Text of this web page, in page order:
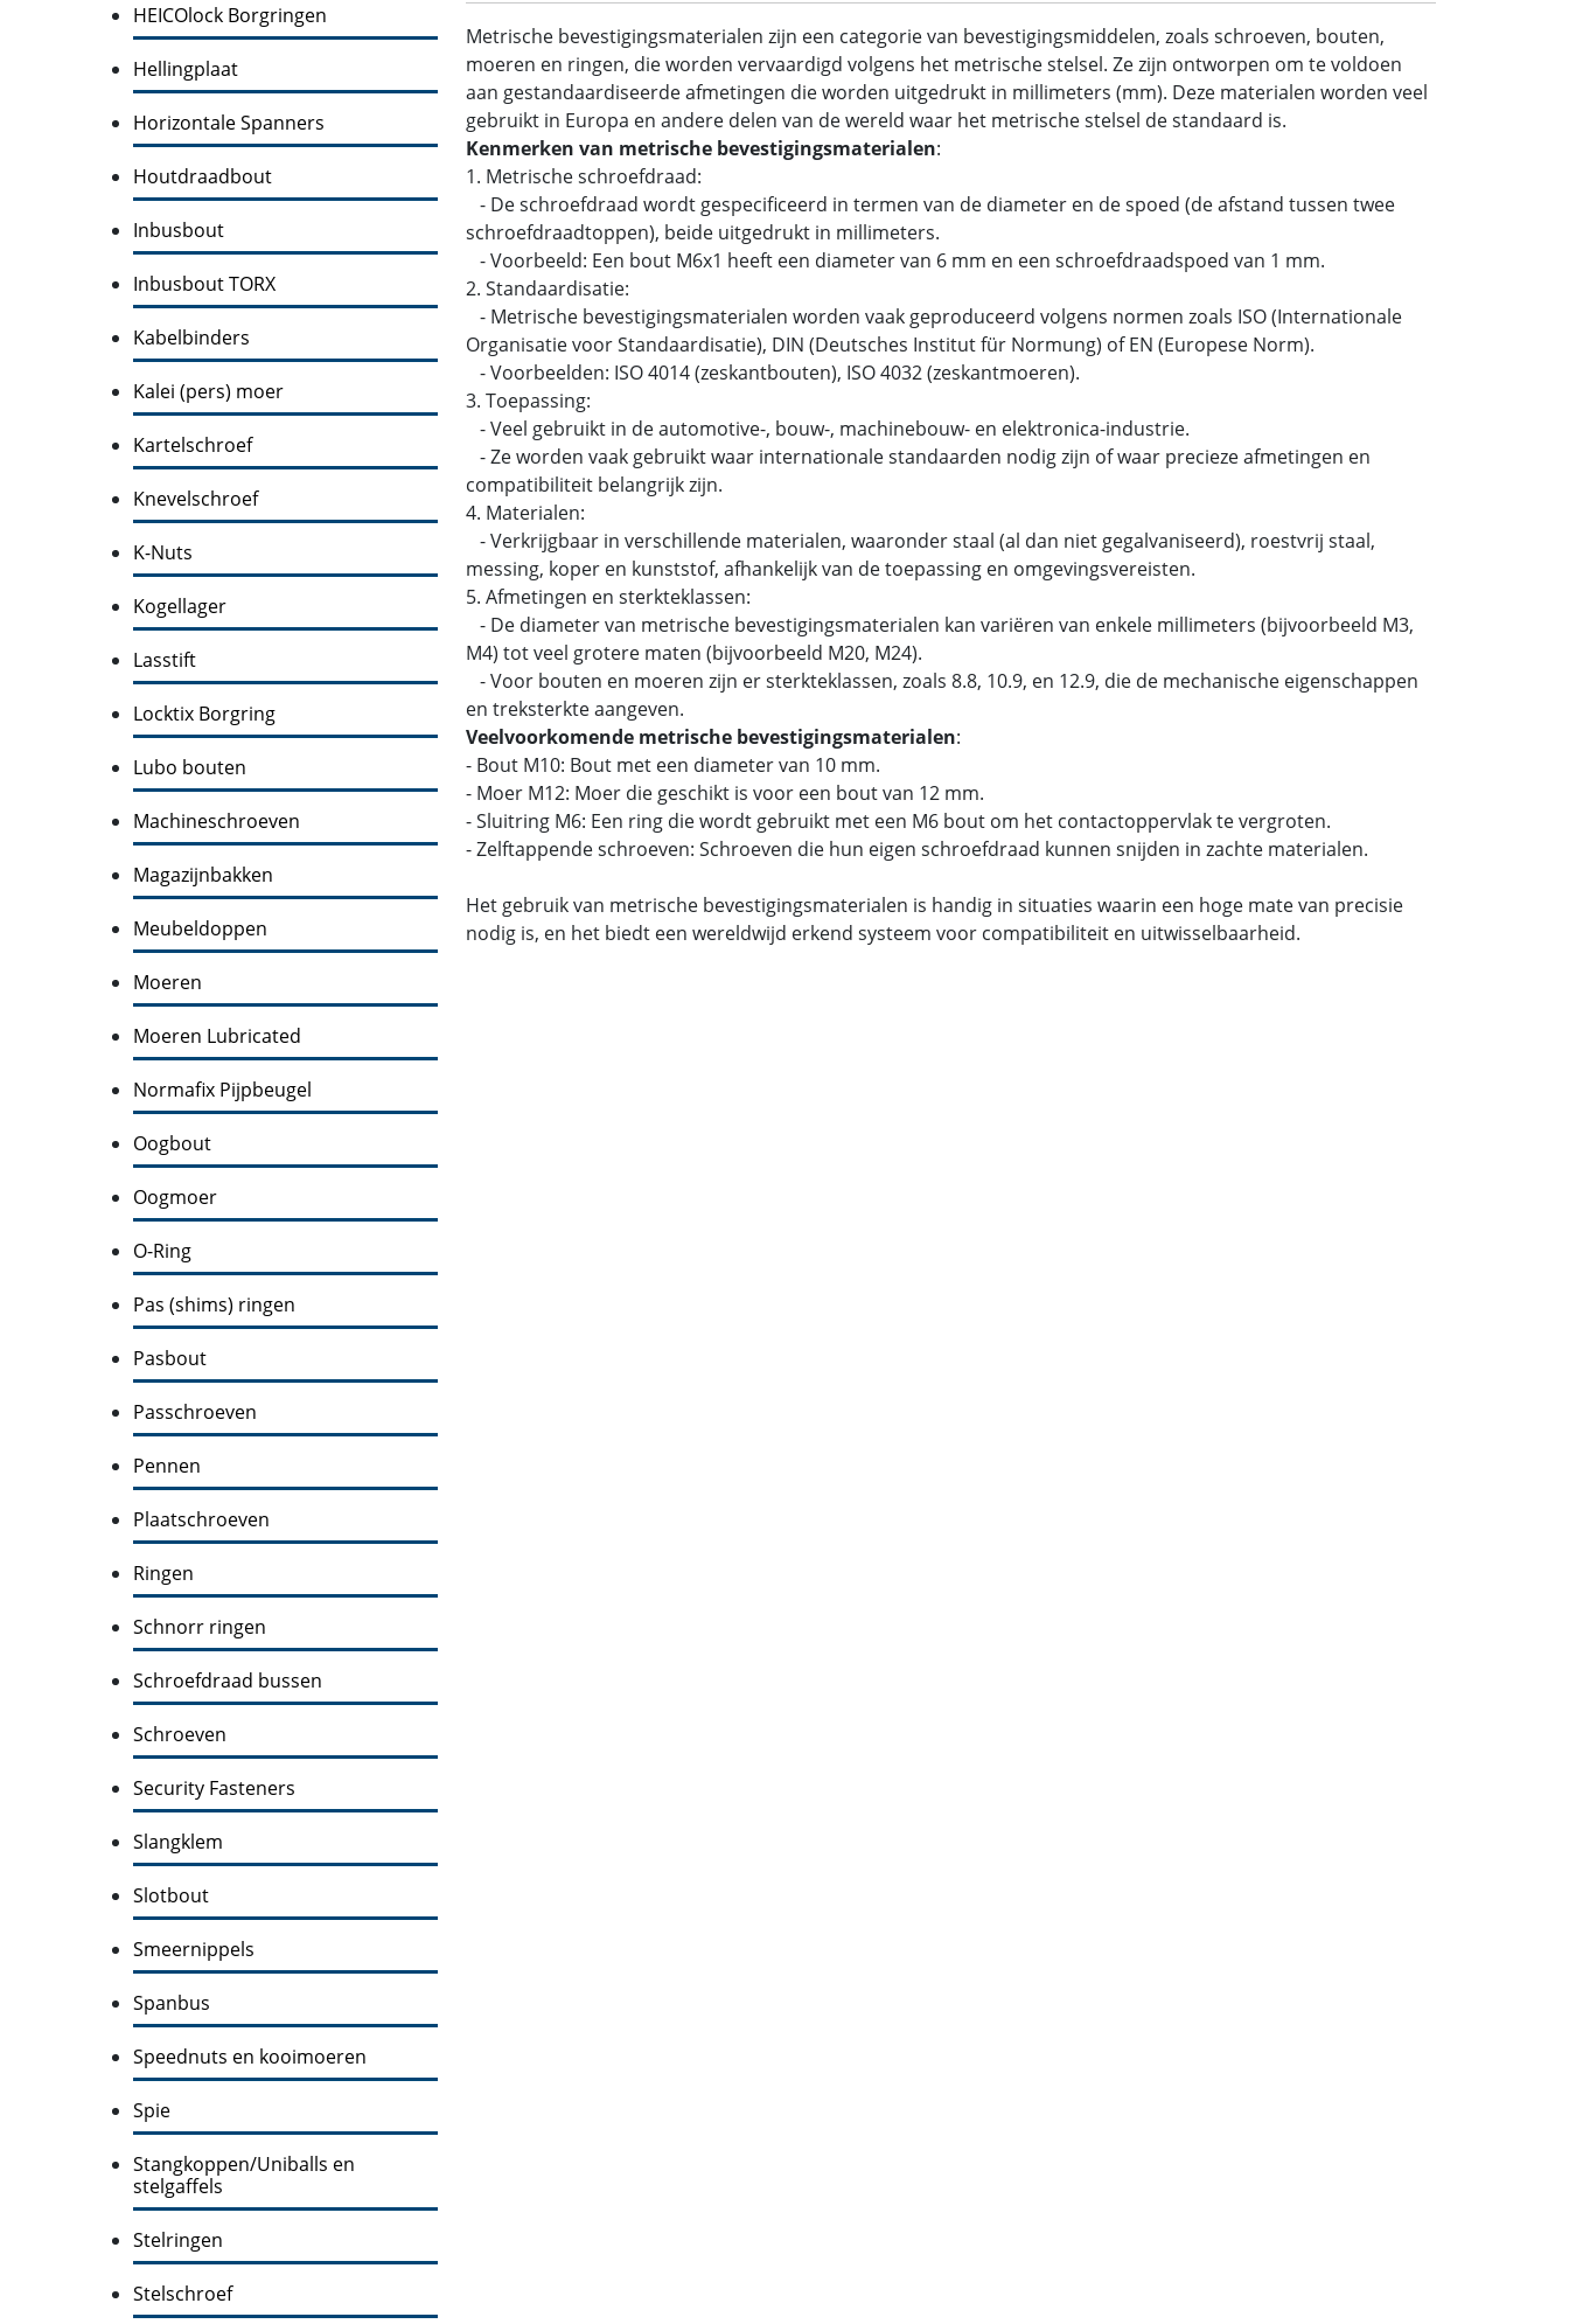
HEICOlock Borgringen
Hellingplaat
Horizontale Spanners
Houtdraadbout
Inbusbout
Inbusbout TORX
Kabelbinders
Kalei (pers) moer
Kartelschroef
Knevelschroef
K-Nuts
Kogellager
Lasstift
Locktix Borgring
Lubo bouten
Machineschroeven
Magazijnbakken
Meubeldoppen
Moeren
Moeren Lubricated
Normafix Pijpbeugel
Oogbout
Oogmoer
O-Ring
Pas (shims) ringen
Pasbout
Passchroeven
Pennen
Plaatschroeven
Ringen
Schnorr ringen
Schroefdraad bussen
Schroeven
Security Fasteners
Slangklem
Slotbout
Smeernippels
Spanbus
Speednuts en kooimoeren
Spie
Stangkoppen/Uniballs en
stelgaffels
Stelringen
Stelschroef
Metrische bevestigingsmaterialen zijn een categorie van bevestigingsmiddelen, zoals schroeven, bouten,
moeren en ringen, die worden vervaardigd volgens het metrische stelsel. Ze zijn ontworpen om te voldoen
aan gestandaardiseerde afmetingen die worden uitgedrukt in millimeters (mm). Deze materialen worden veel
gebruikt in Europa en andere delen van de wereld waar het metrische stelsel de standaard is.
Kenmerken van metrische bevestigingsmaterialen:
1. Metrische schroefdraad:
- De schroefdraad wordt gespecificeerd in termen van de diameter en de spoed (de afstand tussen twee
schroefdraadtoppen), beide uitgedrukt in millimeters.
- Voorbeeld: Een bout M6x1 heeft een diameter van 6 mm en een schroefdraadspoed van 1 mm.
2. Standaardisatie:
- Metrische bevestigingsmaterialen worden vaak geproduceerd volgens normen zoals ISO (Internationale
Organisatie voor Standaardisatie), DIN (Deutsches Institut für Normung) of EN (Europese Norm).
- Voorbeelden: ISO 4014 (zeskantbouten), ISO 4032 (zeskantmoeren).
3. Toepassing:
- Veel gebruikt in de automotive-, bouw-, machinebouw- en elektronica-industrie.
- Ze worden vaak gebruikt waar internationale standaarden nodig zijn of waar precieze afmetingen en
compatibiliteit belangrijk zijn.
4. Materialen:
- Verkrijgbaar in verschillende materialen, waaronder staal (al dan niet gegalvaniseerd), roestvrij staal,
messing, koper en kunststof, afhankelijk van de toepassing en omgevingsvereisten.
5. Afmetingen en sterkteklassen:
- De diameter van metrische bevestigingsmaterialen kan variëren van enkele millimeters (bijvoorbeeld M3,
M4) tot veel grotere maten (bijvoorbeeld M20, M24).
- Voor bouten en moeren zijn er sterkteklassen, zoals 8.8, 10.9, en 12.9, die de mechanische eigenschappen
en treksterkte aangeven.
Veelvoorkomende metrische bevestigingsmaterialen:
- Bout M10: Bout met een diameter van 10 mm.
- Moer M12: Moer die geschikt is voor een bout van 12 mm.
- Sluitring M6: Een ring die wordt gebruikt met een M6 bout om het contactoppervlak te vergroten.
- Zelftappende schroeven: Schroeven die hun eigen schroefdraad kunnen snijden in zachte materialen.
Het gebruik van metrische bevestigingsmaterialen is handig in situaties waarin een hoge mate van precisie
nodig is, en het biedt een wereldwijd erkend systeem voor compatibiliteit en uitwisselbaarheid.